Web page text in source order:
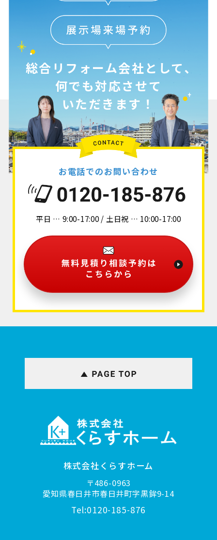
総合リフォーム会社として､
何でも対応させて
いただきます！
お電話でのお問い合わせ
平日 … 9:00-17:00 / 土日祝 … 10:00-17:00
株式会社くらすホーム
〒486-0963
愛知県春日井市春日井町字黒鉾9-14
Tel:0120-185-876